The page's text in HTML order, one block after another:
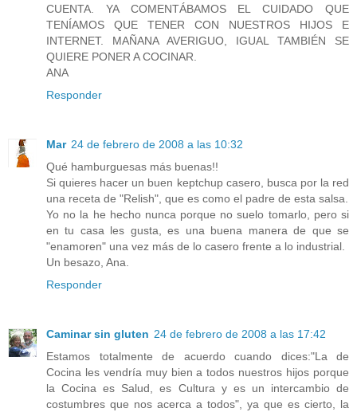
CUENTA. YA COMENTÁBAMOS EL CUIDADO QUE
TENÍAMOS QUE TENER CON NUESTROS HIJOS E
INTERNET. MAÑANA AVERIGUO, IGUAL TAMBIÉN SE
QUIERE PONER A COCINAR.
ANA
Responder
Mar 24 de febrero de 2008 a las 10:32
Qué hamburguesas más buenas!!
Si quieres hacer un buen keptchup casero, busca por la red
una receta de "Relish", que es como el padre de esta salsa.
Yo no la he hecho nunca porque no suelo tomarlo, pero si
en tu casa les gusta, es una buena manera de que se
"enamoren" una vez más de lo casero frente a lo industrial.
Un besazo, Ana.
Responder
Caminar sin gluten 24 de febrero de 2008 a las 17:42
Estamos totalmente de acuerdo cuando dices:"La de
Cocina les vendría muy bien a todos nuestros hijos porque
la Cocina es Salud, es Cultura y es un intercambio de
costumbres que nos acerca a todos", ya que es cierto, la